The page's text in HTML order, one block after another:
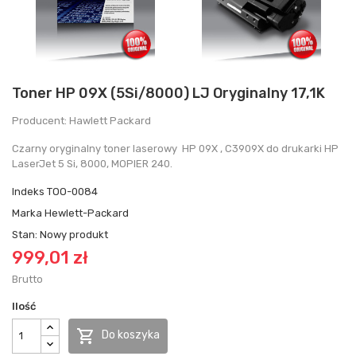
Toner HP 09X (5Si/8000) LJ Oryginalny 17,1K
Producent: Hawlett Packard
Czarny oryginalny toner laserowy HP 09X , C3909X do drukarki HP
LaserJet 5 Si, 8000, MOPIER 240.
Indeks TOO-0084
Marka Hewlett-Packard
Stan: Nowy produkt
999,01 zł
Brutto
Ilość
 Do koszyka